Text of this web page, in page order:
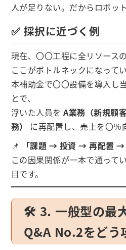
人が足りない。だからロボッ
✅ 採択に近づく例
現在、〇〇工程に全リソース
ここがボトルネックになってい
本補助金で〇〇設備を導入し
とで、
浮いた人員をA業務（新規顧
務）
に再配置し、売上を〇％
📌
「課題 → 投資 → 再配置 →
この因果関係が一本で通って
目です。
🛠 3. 一般型の最
Q&A No.2をどう